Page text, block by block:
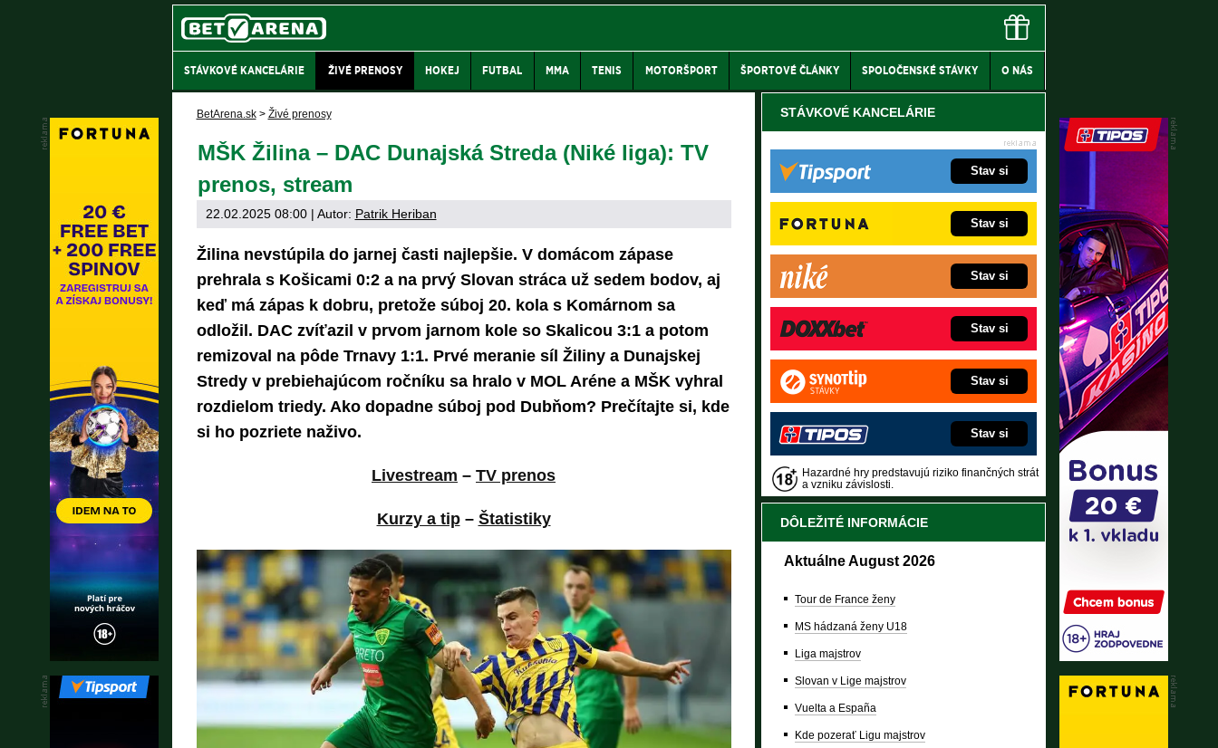
STÁVKOVÉ KANCELÁRIE ŽIVÉ PRENOSY HOKEJ FUTBAL MMA TENIS MOTORŠPORT ŠPORTOVÉ ČLÁNKY SPOLOČENSKÉ STÁVKY O NÁS
BetArena.sk > Živé prenosy
MŠK Žilina – DAC Dunajská Streda (Niké liga): TV
prenos, stream
22.02.2025 08:00| Autor: Patrik Heriban
Žilina nevstúpila do jarnej časti najlepšie. V domácom zápase
prehrala s Košicami 0:2 a na prvý Slovan stráca už sedem bodov, aj
keď má zápas k dobru, pretože súboj 20. kola s Komárnom sa
odložil. DAC zvíťazil v prvom jarnom kole so Skalicou 3:1 a potom
remizoval na pôde Trnavy 1:1. Prvé meranie síl Žiliny a Dunajskej
Stredy v prebiehajúcom ročníku sa hralo v MOL Aréne a MŠK vyhral
rozdielom triedy. Ako dopadne súboj pod Dubňom? Prečítajte si, kde
si ho pozriete naživo.
Livestream – TV prenos
Kurzy a tip– Štatistiky
STÁVKOVÉ KANCELÁRIE
Stav si
Stav si
Stav si
Stav si
Stav si
Stav si
Hazardné hry predstavujú riziko finančných strát
a vzniku závislosti.
DÔLEŽITÉ INFORMÁCIE
Aktuálne August 2026
Tour de France ženy
MS hádzaná ženy U18
Liga majstrov
Slovan v Lige majstrov
Vuelta a España
Kde pozerať Ligu majstrov